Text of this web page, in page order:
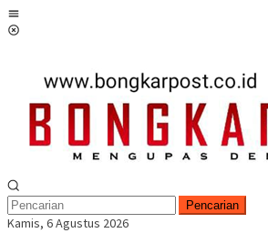
Loncat
ke
Pencarian
Kamis, 6 Agustus 2026